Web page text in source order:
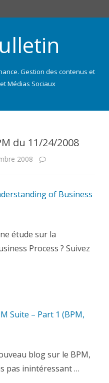
Gestion des contenus et
Médias Sociaux
du 11/24/2008
2008
of Business
étude sur la
Process ? Suivez
Suite – Part 1 (BPM,
blog sur le BPM,
pas inintéressant …